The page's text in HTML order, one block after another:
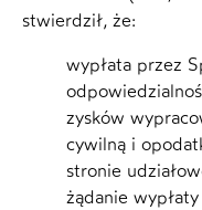
stwierdził, że:
wypłata przez
zysków
cywilną i
stronie
żądanie